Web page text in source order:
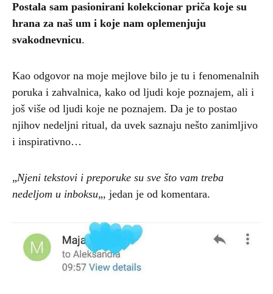
Postala sam pasionirani kolekcionar priča koje su
hrana za naš um i koje nam oplemenjuju
svakodnevnicu.
Kao odgovor na moje mejlove bilo je tu i fenomenalnih
poruka i zahvalnica, kako od ljudi koje poznajem, ali i
još više od ljudi koje ne poznajem. Da je to postao
njihov nedeljni ritual, da uvek saznaju nešto zanimljivo
i inspirativno…
„Njeni tekstovi i preporuke su sve što vam treba
nedeljom u inboksu„, jedan je od komentara.